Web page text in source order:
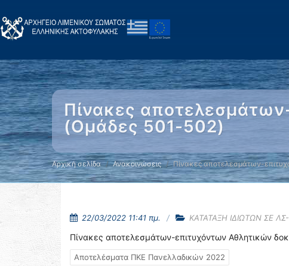
Πίνακες
(Ομάδες 501-502)
Αρχική σελίδα Ανακοινώσεις Πίνακες αποτελεσμάτων-
22/03/2022 11:41 πμ. ΚΑΤΑΤΑΞΗ ΙΔΙΩΤΩΝ ΣΕ
Πίνακες αποτελεσμάτων-επιτυχόντων Αθλητικών
Αποτελέσματα ΠΚΕ Πανελλαδικών 2022